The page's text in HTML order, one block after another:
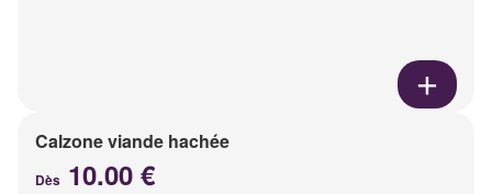
Calzone viande hachée
Dès 10.00 €